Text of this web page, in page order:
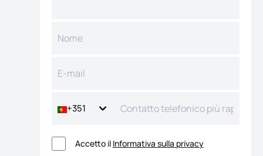
+351
Accetto il Informativa sulla privacy